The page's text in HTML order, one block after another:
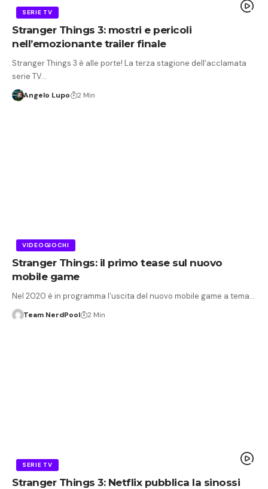
SERIE TV
Stranger Things 3: mostri e pericoli
nell’emozionante trailer finale
Stranger Things 3 è alle porte! La terza stagione dell'acclamata
serie TV…
Angelo Lupo 2 Min
VIDEOGIOCHI
Stranger Things: il primo tease sul nuovo
mobile game
Nel 2020 è in programma l'uscita del nuovo mobile game a tema…
Team NerdPool 2 Min
SERIE TV
Stranger Things 3: Netflix pubblica la sinossi